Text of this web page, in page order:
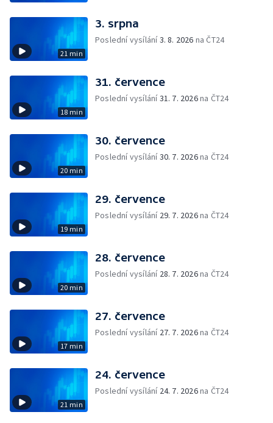
21 min
3. srpna
Poslední vysílání3. 8. 2026 na ČT24
18 min
31. července
Poslední vysílání31. 7. 2026na ČT24
20 min
30. července
Poslední vysílání30. 7. 2026na ČT24
19 min
29. července
Poslední vysílání 29. 7. 2026na ČT24
20 min
28. července
Poslední vysílání 28. 7. 2026na ČT24
17 min
27. července
Poslední vysílání 27. 7. 2026na ČT24
21 min
24. července
Poslední vysílání 24. 7. 2026na ČT24